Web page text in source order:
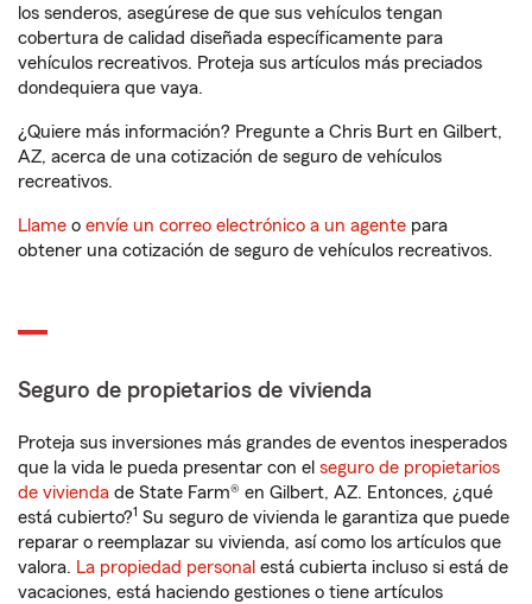
los senderos, asegúrese de que sus vehículos tengan
cobertura de calidad diseñada específicamente para
vehículos recreativos. Proteja sus artículos más preciados
dondequiera que vaya.
¿Quiere más información? Pregunte a Chris Burt en Gilbert,
AZ, acerca de una cotización de seguro de vehículos
recreativos.
Llame o envíe un correo electrónico a un agente para
obtener una cotización de seguro de vehículos recreativos.
Seguro de propietarios de vivienda
Proteja sus inversiones más grandes de eventos inesperados
que la vida le pueda presentar con el seguro de propietarios
de vivienda de State Farm® en Gilbert, AZ. Entonces, ¿qué
está cubierto?1 Su seguro de vivienda le garantiza que puede
reparar o reemplazar su vivienda, así como los artículos que
valora. La propiedad personal está cubierta incluso si está de
vacaciones, está haciendo gestiones o tiene artículos